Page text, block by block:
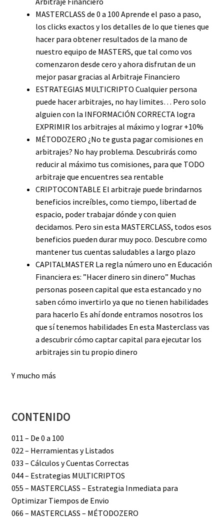
MASTERCLASS de 0 a 100 Aprende el paso a paso,
los clicks exactos y los detalles de lo que tienes que
hacer para obtener resultados de la mano de
nuestro equipo de MASTERS, que tal como vos
comenzaron desde cero y ahora disfrutan de un
mejor pasar gracias al Arbitraje Financiero
ESTRATEGIAS MULTICRIPTO Cualquier persona
puede hacer arbitrajes, no hay limites… Pero solo
alguien con la INFORMACIÓN CORRECTA logra
EXPRIMIR los arbitrajes al máximo y lograr +10%
MÉTODOZERO ¿No te gusta pagar comisiones en
arbitrajes? No hay problema. Descubrirás como
reducir al máximo tus comisiones, para que TODO
arbitraje que encuentres sea rentable
CRIPTOCONTABLE El arbitraje puede brindarnos
beneficios increíbles, como tiempo, libertad de
espacio, poder trabajar dónde y con quien
decidamos. Pero sin esta MASTERCLASS, todos esos
beneficios pueden durar muy poco. Descubre como
mantener tus cuentas saludables a largo plazo
CAPITALMASTER La regla número uno en Educación
Financiera es: ”Hacer dinero sin dinero” Muchas
personas poseen capital que esta estancado y no
saben cómo invertirlo ya que no tienen habilidades
para hacerlo Es ahí donde entramos nosotros los
que sí tenemos habilidades En esta Masterclass vas
a descubrir cómo captar capital para ejecutar los
arbitrajes sin tu propio dinero
Y mucho más
CONTENIDO
011 – De 0 a 100
022 – Herramientas y Listados
033 – Cálculos y Cuentas Correctas
044 – Estrategias MULTICRIPTOS
055 – MASTERCLASS – Estrategia Inmediata para
Optimizar Tiempos de Envio
066 – MASTERCLASS – MÉTODOZERO